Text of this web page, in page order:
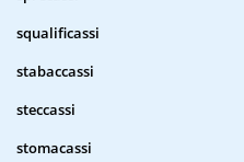
squalificassi
stabaccassi
steccassi
stomacassi